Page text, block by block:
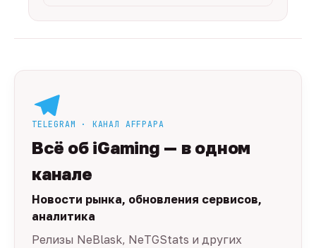
TELEGRAM · КАНАЛ AFFPAPA
Всё об iGaming — в одном
канале
Новости рынка, обновления сервисов,
аналитика
Релизы NeBlask, NeTGStats и других